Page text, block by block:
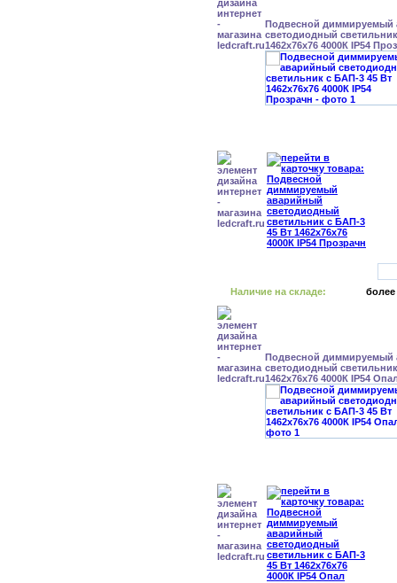
Подвесной диммируемый
светодиодный
1462x76x76 4000К IP54
Наличие на складе: более
Подвесной диммируемый
светодиодный
1462x76x76 4000К IP54